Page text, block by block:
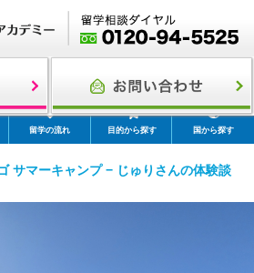
留学の流れ 目的から探す 国から探す
サマーキャンプ − じゅりさんの体験談